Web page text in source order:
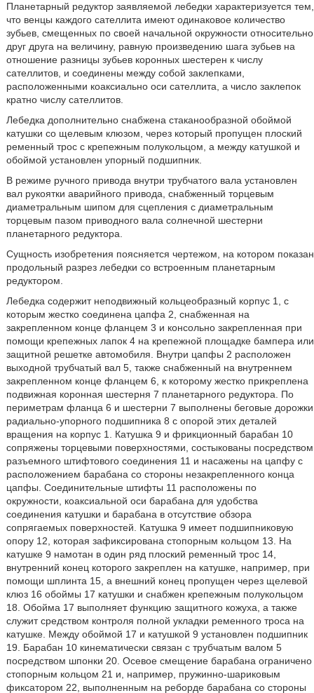
Планетарный редуктор заявляемой лебедки характеризуется тем,
что венцы каждого сателлита имеют одинаковое количество
зубьев, смещенных по своей начальной окружности относительно
друг друга на величину, равную произведению шага зубьев на
отношение разницы зубьев коронных шестерен к числу
сателлитов, и соединены между собой заклепками,
расположенными коаксиально оси сателлита, а число заклепок
кратно числу сателлитов.
Лебедка дополнительно снабжена стаканообразной обоймой
катушки со щелевым клюзом, через который пропущен плоский
ременный трос с крепежным полукольцом, а между катушкой и
обоймой установлен упорный подшипник.
В режиме ручного привода внутри трубчатого вала установлен
вал рукоятки аварийного привода, снабженный торцевым
диаметральным шипом для сцепления с диаметральным
торцевым пазом приводного вала солнечной шестерни
планетарного редуктора.
Сущность изобретения поясняется чертежом, на котором показан
продольный разрез лебедки со встроенным планетарным
редуктором.
Лебедка содержит неподвижный кольцеобразный корпус 1, с
которым жестко соединена цапфа 2, снабженная на
закрепленном конце фланцем 3 и консольно закрепленная при
помощи крепежных лапок 4 на крепежной площадке бампера или
защитной решетке автомобиля. Внутри цапфы 2 расположен
выходной трубчатый вал 5, также снабженный на внутреннем
закрепленном конце фланцем 6, к которому жестко прикреплена
подвижная коронная шестерня 7 планетарного редуктора. По
периметрам фланца 6 и шестерни 7 выполнены беговые дорожки
радиально-упорного подшипника 8 с опорой этих деталей
вращения на корпус 1. Катушка 9 и фрикционный барабан 10
сопряжены торцевыми поверхностями, состыкованы посредством
разъемного штифтового соединения 11 и насажены на цапфу с
расположением барабана со стороны незакрепленного конца
цапфы. Соединительные штифты 11 расположены по
окружности, коаксиальной оси барабана для удобства
соединения катушки и барабана в отсутствие обзора
сопрягаемых поверхностей. Катушка 9 имеет подшипниковую
опору 12, которая зафиксирована стопорным кольцом 13. На
катушке 9 намотан в один ряд плоский ременный трос 14,
внутренний конец которого закреплен на катушке, например, при
помощи шплинта 15, а внешний конец пропущен через щелевой
клюз 16 обоймы 17 катушки и снабжен крепежным полукольцом
18. Обойма 17 выполняет функцию защитного кожуха, а также
служит средством контроля полной укладки ременного троса на
катушке. Между обоймой 17 и катушкой 9 установлен подшипник
19. Барабан 10 кинематически связан с трубчатым валом 5
посредством шпонки 20. Осевое смещение барабана ограничено
стопорным кольцом 21 и, например, пружинно-шариковым
фиксатором 22, выполненным на реборде барабана со стороны